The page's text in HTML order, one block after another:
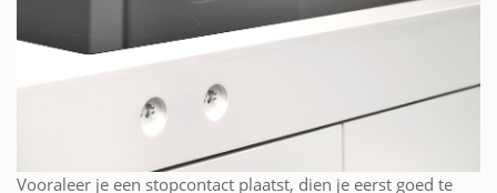
Vooraleer je een stopcontact plaatst, dien je eerst goed te